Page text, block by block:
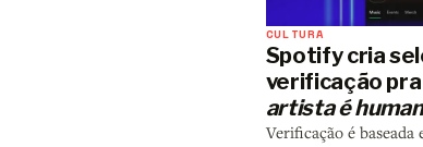
CULTURA
Spotify cria
verificação
artista é
Verificação é baseada